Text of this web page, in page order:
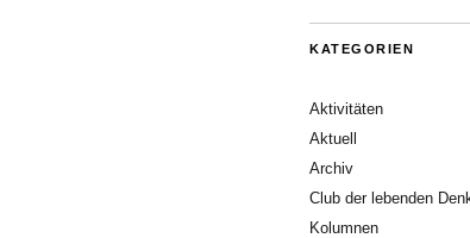
KATEGORIEN
Aktivitäten
Aktuell
Archiv
Club der lebenden
Kolumnen